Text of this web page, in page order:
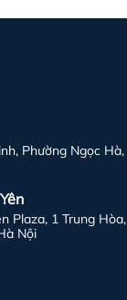
Phường Ngọc Hà,
Plaza, 1 Trung Hòa,
Nội